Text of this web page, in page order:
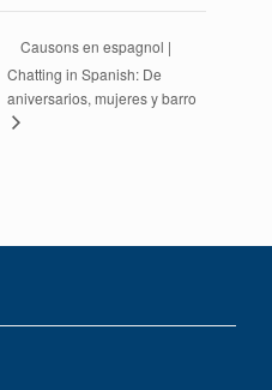
Causons en espagnol |
Chatting in Spanish: De
aniversarios, mujeres y barro